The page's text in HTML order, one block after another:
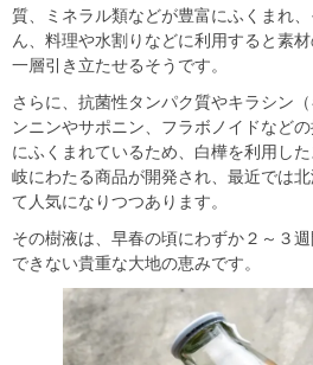
質、ミネラル類などが豊富にふくまれ
ん、料理や水割りなどに利用すると素
一層引き立たせるそうです。
さらに、抗菌性タンパク質やキラシン
ンニンやサポニン、フラボノイドなど
にふくまれているため、白樺を利用し
岐にわたる商品が開発され、最近では
て人気になりつつあります。
その樹液は、早春の頃にわずか２～３
できない貴重な大地の恵みです。